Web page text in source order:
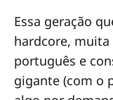
Essa geração
hardcore,
português e
gigante (com o